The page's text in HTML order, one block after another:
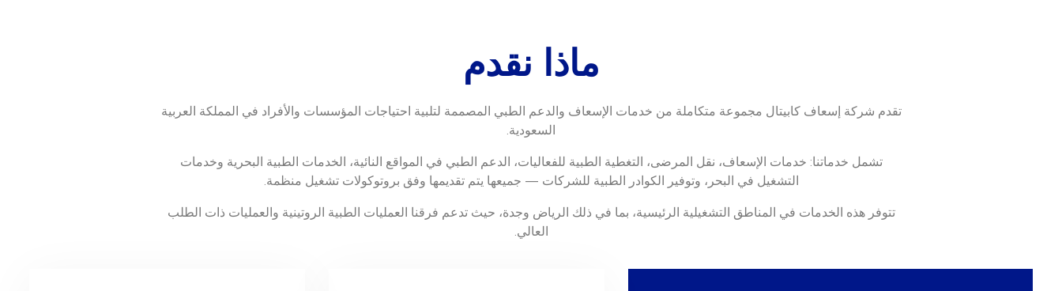
ماذا نقدم
تقدم شركة إسعاف كابيتال مجموعة متكاملة من خدمات الإسعاف والدعم الطبي المصممة لتلبية احتياجات المؤسسات والأفراد في المملكة العربية
السعودية.
تشمل خدماتنا: خدمات الإسعاف، نقل المرضى، التغطية الطبية للفعاليات، الدعم الطبي في المواقع النائية، الخدمات الطبية البحرية وخدمات
التشغيل في البحر، وتوفير الكوادر الطبية للشركات — جميعها يتم تقديمها وفق بروتوكولات تشغيل منظمة.
تتوفر هذه الخدمات في المناطق التشغيلية الرئيسية، بما في ذلك الرياض وجدة، حيث تدعم فرقنا العمليات الطبية الروتينية والعمليات ذات الطلب
العالي.